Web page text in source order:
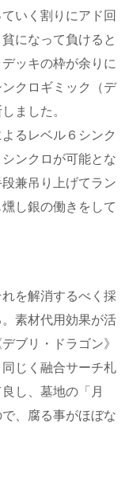
いく割りにアド回
になって負けると
ッキの枠が余りに
クロギミック（デ
ました。
るレベル６シンク
ンクロが可能とな
兼吊り上げてラン
し銀の働きをして
れを解消するべく採
素材代用効果が活
ブリ・ドラゴン》
じく融合サーチ札
し、墓地の「月
、腐る事がほぼな